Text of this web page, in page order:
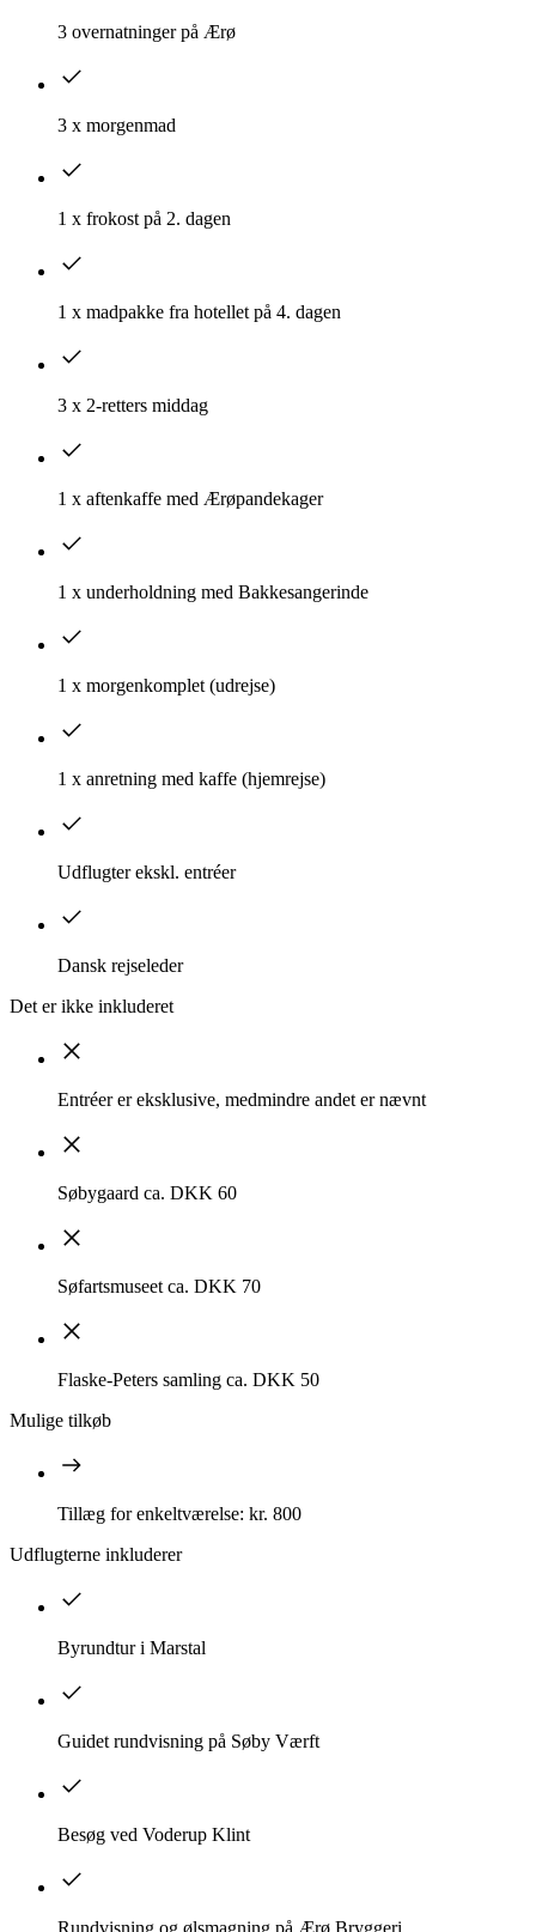
3 overnatninger på Ærø
3 x morgenmad
1 x frokost på 2. dagen
1 x madpakke fra hotellet på 4. dagen
3 x 2-retters middag
1 x aftenkaffe med Ærøpandekager
1 x underholdning med Bakkesangerinde
1 x morgenkomplet (udrejse)
1 x anretning med kaffe (hjemrejse)
Udflugter ekskl. entréer
Dansk rejseleder
Det er ikke inkluderet
Entréer er eksklusive, medmindre andet er nævnt
Søbygaard ca. DKK 60
Søfartsmuseet ca. DKK 70
Flaske-Peters samling ca. DKK 50
Mulige tilkøb
Tillæg for enkeltværelse: kr. 800
Udflugterne inkluderer
Byrundtur i Marstal
Guidet rundvisning på Søby Værft
Besøg ved Voderup Klint